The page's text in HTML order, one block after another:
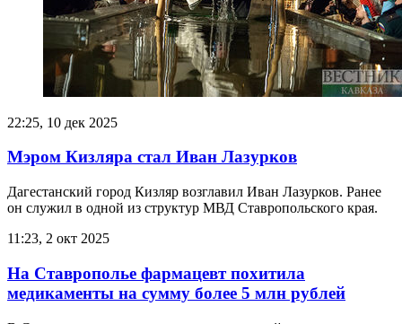
22:25, 10 дек 2025
Мэром Кизляра стал Иван Лазурков
Дагестанский город Кизляр возглавил Иван Лазурков. Ранее
он служил в одной из структур МВД Ставропольского края.
11:23, 2 окт 2025
На Ставрополье фармацевт похитила
медикаменты на сумму более 5 млн рублей